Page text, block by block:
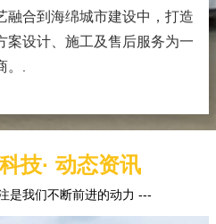
融合到海绵城市建设中，打造
案设计、施工及售后服务为一
技· 动态资讯
是我们不断前进的动力 ---